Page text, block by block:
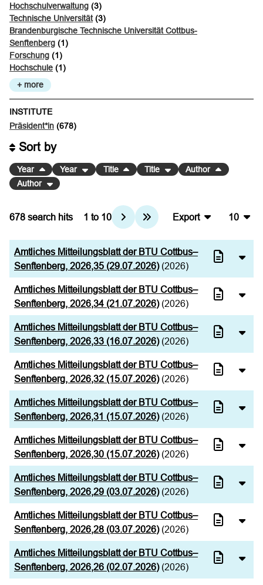
Hochschulverwaltung (3)
Technische Universität(3)
Brandenburgische Technische Universität Cottbus-
Senftenberg (1)
Forschung (1)
Hochschule (1)
+ more
INSTITUTE
Präsident*in (678)
678 search hits 1 to 10
Export
CSV
XML
10
20
Sort by
Year Year Title Title
Author
Author
Amtliches Mitteilungsblatt der BTU Cottbus–
Senftenberg, 2026,35 (29.07.2026)(2026)
Amtliches Mitteilungsblatt der BTU Cottbus–
Senftenberg, 2026,34 (21.07.2026)(2026)
Amtliches Mitteilungsblatt der BTU Cottbus–
Senftenberg, 2026,33 (16.07.2026)(2026)
Amtliches Mitteilungsblatt der BTU Cottbus–
Senftenberg, 2026,32 (15.07.2026)(2026)
Amtliches Mitteilungsblatt der BTU Cottbus–
Senftenberg, 2026,31 (15.07.2026)(2026)
Amtliches Mitteilungsblatt der BTU Cottbus–
Senftenberg, 2026,30 (15.07.2026)(2026)
Amtliches Mitteilungsblatt der BTU Cottbus–
Senftenberg, 2026,29 (03.07.2026)(2026)
Amtliches Mitteilungsblatt der BTU Cottbus–
Senftenberg, 2026,28 (03.07.2026)(2026)
Amtliches Mitteilungsblatt der BTU Cottbus–
Senftenberg, 2026,26 (02.07.2026)(2026)